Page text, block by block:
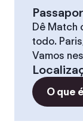
Dê Match
todo.
Vamos
O que